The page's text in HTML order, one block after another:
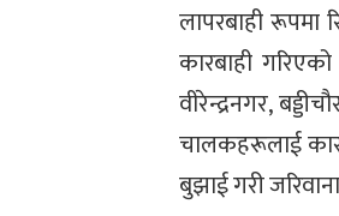
लापरबाही रूपमा
कारबाही
वीरेन्द्रनगर,
चालकहरूलाई
बुझाई गरी